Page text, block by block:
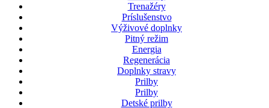
Trenažéry
Príslušenstvo
Výživové doplnky
Pitný režim
Energia
Regenerácia
Doplnky stravy
Prilby
Prilby
Detské prilby